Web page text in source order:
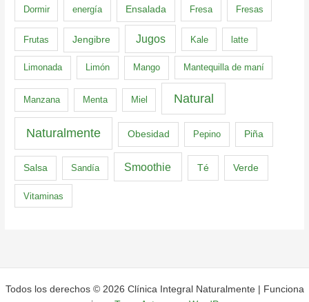
Dormir energía Ensalada Fresa Fresas
Frutas Jengibre Jugos Kale latte
Limonada Limón Mango Mantequilla de maní
Manzana Menta Miel Natural
Naturalmente Obesidad Pepino Piña
Salsa Sandía Smoothie Té Verde
Vitaminas
Todos los derechos © 2026 Clínica Integral Naturalmente | Funciona